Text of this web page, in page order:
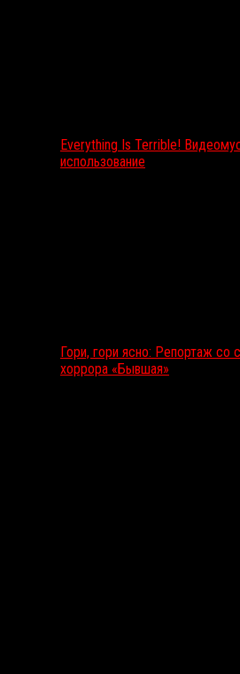
Everything Is Terrible!
использование
Гори, гори ясно: Репортаж со
хоррора «Бывшая»